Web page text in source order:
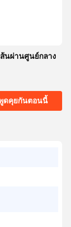
ส้นผ่านศูนย์กลาง
ดคุยกันตอนนี้